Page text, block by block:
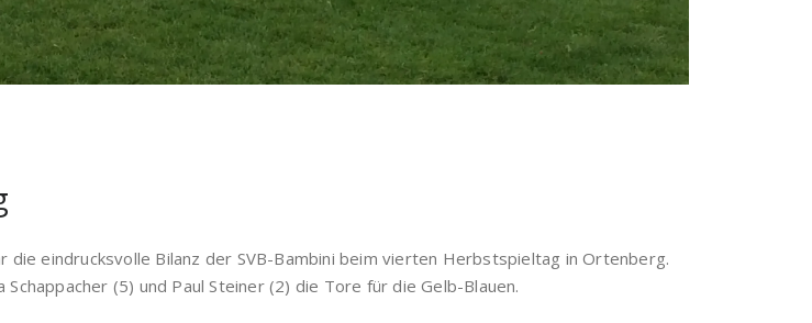
die eindrucksvolle Bilanz der SVB-Bambini beim vierten Herbstspieltag in Ortenberg.
(5) und Paul Steiner (2) die Tore für die Gelb-Blauen.